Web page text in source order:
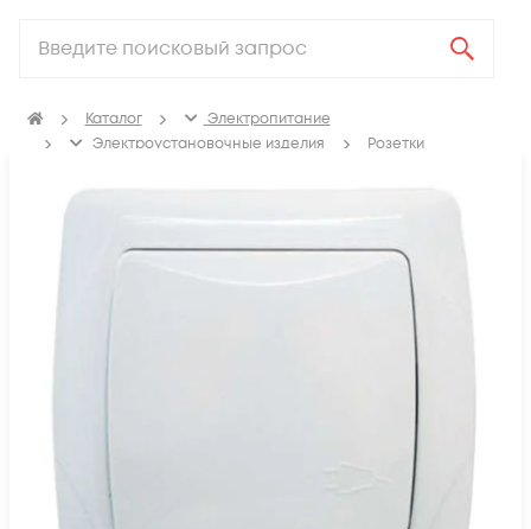
Каталог
Электропитание
Электроустановочные изделия
Розетки